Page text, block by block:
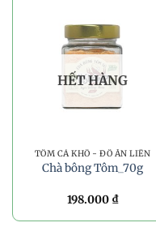
HẾT HÀNG
TÔM CÁ KHÔ - ĐỒ ĂN LIỀN
Chà bông Tôm_70g
198.000 ₫